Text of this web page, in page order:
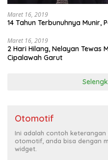
Maret 16, 2019
14 Tahun Terbunuhnya Munir,
Maret 16, 2019
2 Hari Hilang, Nelayan Tewas
Cipalawah Garut
Otomotif
Ini adalah contoh
otomotif, anda bisa dengan
widget.